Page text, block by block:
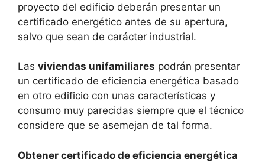
proyecto del edificio deberán presentar un
certificado energético antes de su apertura,
salvo que sean de carácter industrial.
Las viviendas unifamiliares podrán presentar
un certificado de eficiencia energética basado
en otro edificio con unas características y
consumo muy parecidas siempre que el técnico
considere que se asemejan de tal forma.
Obtener certificado de eficiencia energética